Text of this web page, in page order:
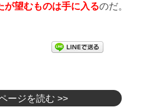
が望むものは手に入るのだ。
ージを読む >>